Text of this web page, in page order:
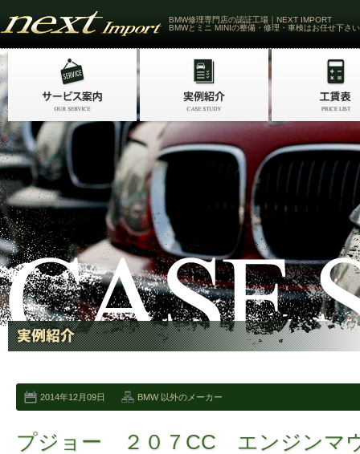
BMW修理専門店の認証工場｜NEXT IMPORT
BMWとミニ MINIの整備・修理・車検はお任せ下さい
2014年12月09日 BMW 以外のメーカー
プジョー ２０７CC エンジンマ